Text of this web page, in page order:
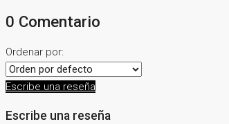
0 Comentario
Ordenar por:
Escribe una reseña
Escribe una reseña